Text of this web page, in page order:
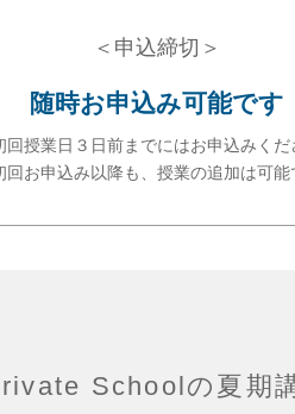
＜申込締切＞
随時お申込み可能です
回授業日３日前までにはお申込みくだ
回お申込み以降も、授業の追加は可能
Schoolの夏期